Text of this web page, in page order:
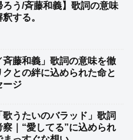
ろう/斉藤和義】歌詞の意味
する。
斉藤和義」歌詞の意味を徹
クとの絆に込められた命と
ージ
歌うたいのバラッド」歌詞
察｜“愛してる”に込められ